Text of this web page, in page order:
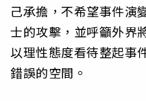
己承擔，不希望事件演
士的攻擊，並呼籲外界
以理性態度看待整起事
錯誤的空間。